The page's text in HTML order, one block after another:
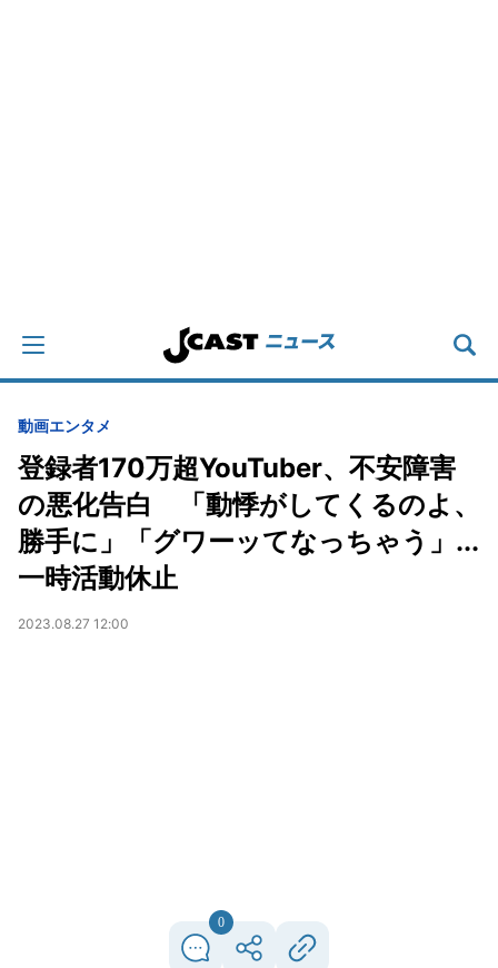
動画エンタメ
登録者170万超YouTuber、不安障害
の悪化告白 「動悸がしてくるのよ、
勝手に」「グワーッてなっちゃう」...
一時活動休止
2023.08.27 12:00
0